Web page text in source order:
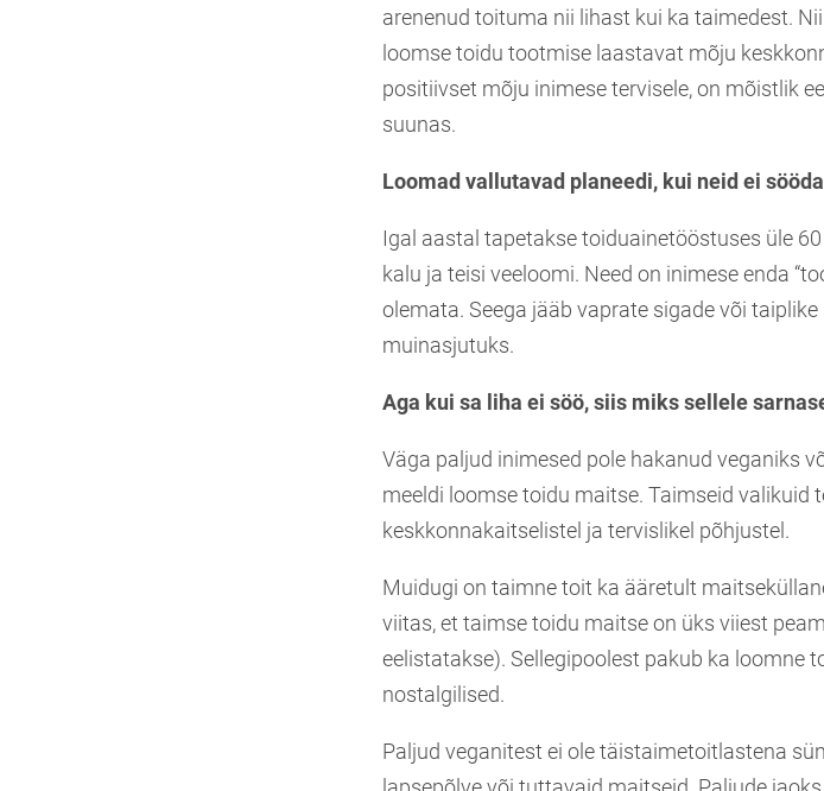
arenenud toituma nii lihast kui ka taimedest.
loomse toidu tootmise laastavat mõju
positiivset mõju inimese tervisele, on mõistlik
suunas.
Loomad vallutavad planeedi, kui neid ei
Igal aastal tapetakse toiduainetööstuses üle
kalu ja teisi veeloomi. Need on inimese enda
olemata. Seega jääb vaprate sigade või
muinasjutuks.
Aga kui sa liha ei söö, siis miks sellele
Väga paljud inimesed pole hakanud veganiks
meeldi loomse toidu maitse. Taimseid valikuid
keskkonnakaitselistel ja tervislikel põhjustel.
Muidugi on taimne toit ka ääretult
viitas, et taimse toidu maitse on üks viiest
eelistatakse). Sellegipoolest pakub ka loomne
nostalgilised.
Paljud veganitest ei ole täistaimetoitlastena